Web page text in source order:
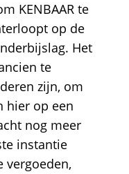
KENBAAR te
op de
Het
te
zijn, om
hier op een
nog meer
instantie
vergoeden,